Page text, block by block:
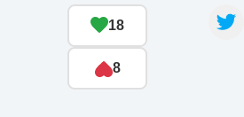
18
8